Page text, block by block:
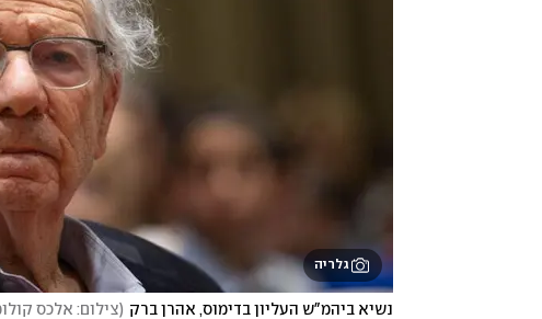
גלריה
נשיא ביהמ"ש העליון בדימוס, אהרן ברק (צילום: אלכס